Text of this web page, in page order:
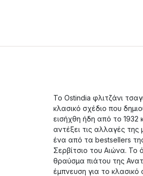
Το Ostindia φλιτζάνι
κλασικό σχέδιο που
εισήχθη ήδη από το 1932
αντέξει τις αλλαγές της
ένα από τα bestsellers της
Σερβίτσιο του Αιώνα.
θραύσμα πιάτου της
έμπνευση για το κλασικό